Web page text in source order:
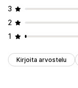
3
2
1
Kirjoita arvostelu